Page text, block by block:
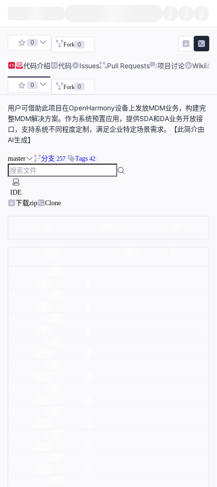
0 Fork 0
代码介绍 代码 Issues Pull Requests 项目讨论 Wiki
0 Fork 0
用户可借助此项目在OpenHarmony设备上发放MDM业务，构建完
整MDM解决方案。作为系统预置应用，提供SDA和DA业务开放接
口，支持系统不同程度定制，满足企业特定场景需求。【此简介由
AI生成】
master 分支 257 Tags 42
IDE
下载zip
Clone